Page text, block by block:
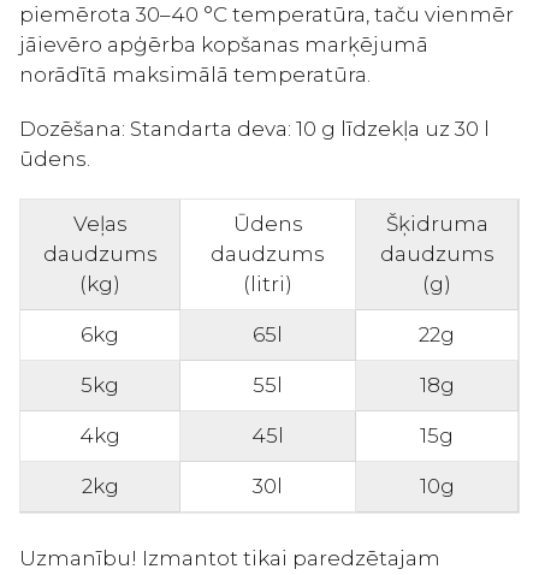
piemērota 30–40 °C temperatūra, taču vienmēr
jāievēro apģērba kopšanas marķējumā
norādītā maksimālā temperatūra.
Dozēšana: Standarta deva: 10 g līdzekļa uz 30 l
ūdens.
Veļas
daudzums
(kg)
Ūdens
daudzums
(litri)
Šķidruma
daudzums
(g)
6kg 65l 22g
5kg 55l 18g
4kg 45l 15g
2kg 30l 10g
Uzmanību! Izmantot tikai paredzētajam